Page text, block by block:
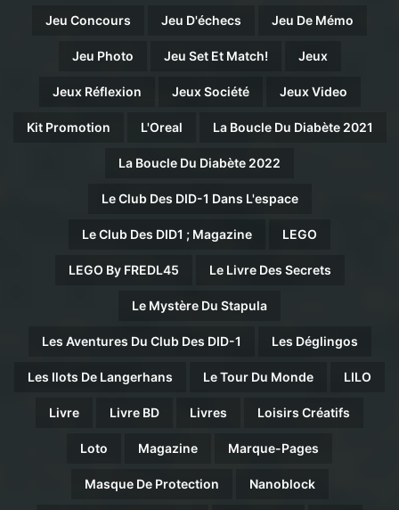
Jeu Concours Jeu D'échecs Jeu De Mémo
Jeu Photo Jeu Set Et Match! Jeux
Jeux Réflexion Jeux Société Jeux Video
Kit Promotion L'Oreal La Boucle Du Diabète 2021
La Boucle Du Diabète 2022
Le Club Des DID-1 Dans L'espace
Le Club Des DID1 ; Magazine LEGO
LEGO By FREDL45 Le Livre Des Secrets
Le Mystère Du Stapula
Les Aventures Du Club Des DID-1 Les Déglingos
Les Ilots De Langerhans Le Tour Du Monde LILO
Livre Livre BD Livres Loisirs Créatifs
Loto Magazine Marque-Pages
Masque De Protection Nanoblock